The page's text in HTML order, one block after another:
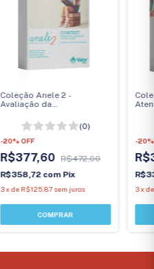
Coleção Anele 2 -
Avaliação da
Textual - COMTEXT (0)
-20%OFF
R$377,60
R$472,00
R$358,72 com Pix
3xdeR$125,87 sem juros
-20
3x